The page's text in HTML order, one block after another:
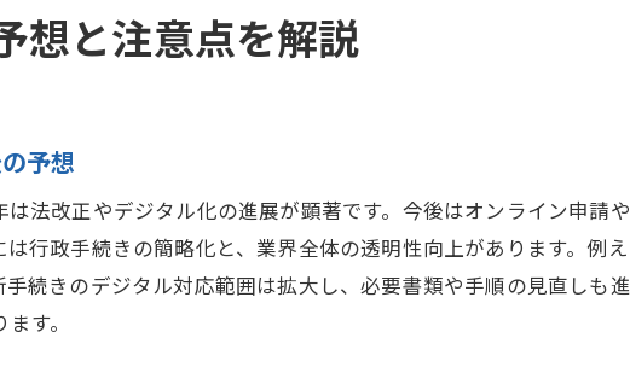
宅建業者免許更新時に特に注意すべきポイント
法定講習の受講漏れを防ぐための実践法
Web受講を活用した宅建免許更新効率化法
法定講習確認テスト対策で安心の更新手続き
想と注意点を解説
予想
法改正やデジタル化の進展が顕著です。今後はオンライン申請
行政手続きの簡略化と、業界全体の透明性向上があります。例
続きのデジタル対応範囲は拡大し、必要書類や手順の見直しも
す。